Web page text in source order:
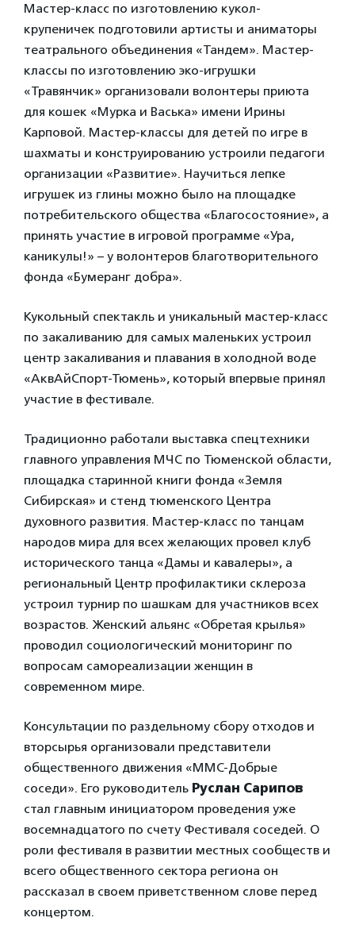
Мастер-класс по изготовлению кукол-
крупеничек подготовили артисты и аниматоры
театрального объединения «Тандем». Мастер-
классы по изготовлению эко-игрушки
«Травянчик» организовали волонтеры приюта
для кошек «Мурка и Васька» имени Ирины
Карповой. Мастер-классы для детей по игре в
шахматы и конструированию устроили педагоги
организации «Развитие». Научиться лепке
игрушек из глины можно было на площадке
потребительского общества «Благосостояние», а
принять участие в игровой программе «Ура,
каникулы!» – у волонтеров благотворительного
фонда «Бумеранг добра».
Кукольный спектакль и уникальный мастер-класс
по закаливанию для самых маленьких устроил
центр закаливания и плавания в холодной воде
«АквАйСпорт-Тюмень», который впервые принял
участие в фестивале.
Традиционно работали выставка спецтехники
главного управления МЧС по Тюменской области,
площадка старинной книги фонда «Земля
Сибирская» и стенд тюменского Центра
духовного развития. Мастер-класс по танцам
народов мира для всех желающих провел клуб
исторического танца «Дамы и кавалеры», а
региональный Центр профилактики склероза
устроил турнир по шашкам для участников всех
возрастов. Женский альянс «Обретая крылья»
проводил социологический мониторинг по
вопросам самореализации женщин в
современном мире.
Консультации по раздельному сбору отходов и
вторсырья организовали представители
общественного движения «ММС-Добрые
соседи». Его руководитель Руслан Сарипов
стал главным инициатором проведения уже
восемнадцатого по счету Фестиваля соседей. О
роли фестиваля в развитии местных сообществ и
всего общественного сектора региона он
рассказал в своем приветственном слове перед
концертом.